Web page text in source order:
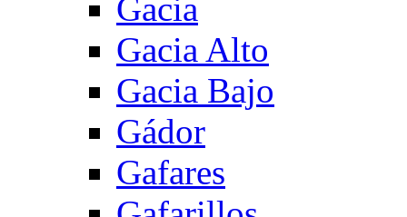
Gacia
Gacia Alto
Gacia Bajo
Gádor
Gafares